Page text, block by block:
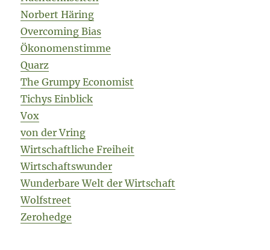
Norbert Häring
Overcoming Bias
Ökonomenstimme
Quarz
The Grumpy Economist
Tichys Einblick
Vox
von der Vring
Wirtschaftliche Freiheit
Wirtschaftswunder
Wunderbare Welt der Wirtschaft
Wolfstreet
Zerohedge